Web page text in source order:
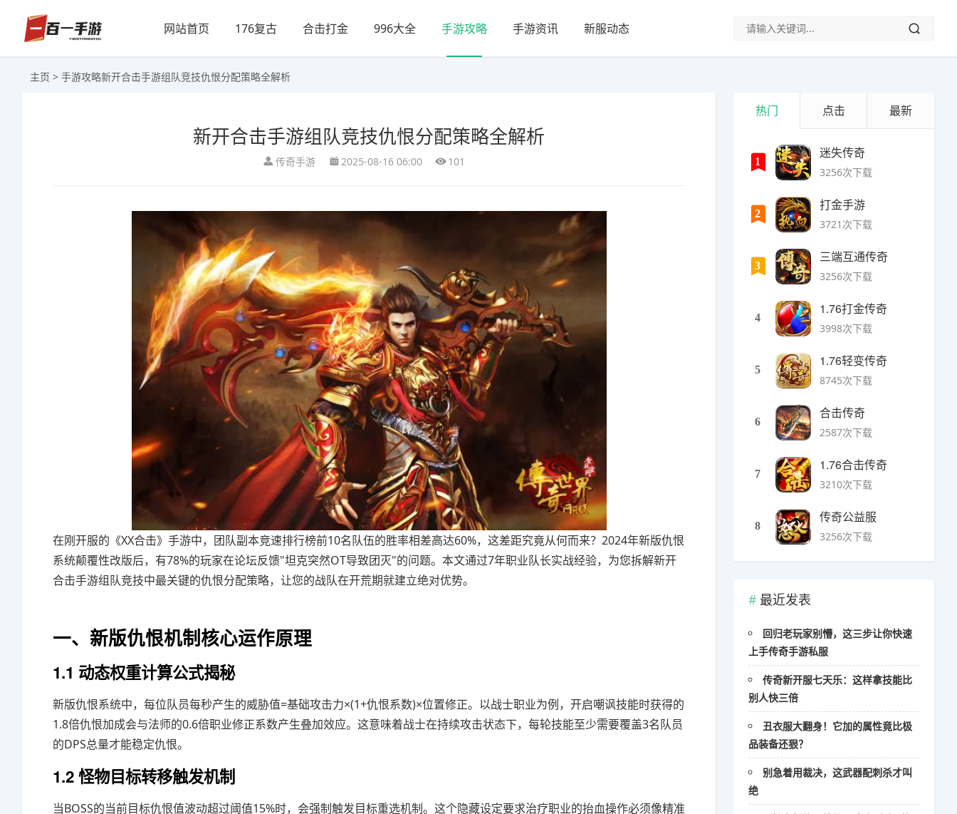
网站首页 176复古 合击打金 996大全 手游攻略 手游资讯 新服动态
主页 > 手游攻略新开合击手游组队竞技仇恨分配策略全解析
新开合击手游组队竞技仇恨分配策略全解析
传奇手游 2025-08-16 06:00 101
在刚开服的《XX合击》手游中，团队副本竞速排行榜前10名队伍的胜率相差高达60%，这差距究竟从何而来？2024年新版仇恨
系统颠覆性改版后，有78%的玩家在论坛反馈"坦克突然OT导致团灭"的问题。本文通过7年职业队长实战经验，为您拆解新开
合击手游组队竞技中最关键的仇恨分配策略，让您的战队在开荒期就建立绝对优势。
一、新版仇恨机制核心运作原理
1.1 动态权重计算公式揭秘
新版仇恨系统中，每位队员每秒产生的威胁值=基础攻击力×(1+仇恨系数)×位置修正。以战士职业为例，开启嘲讽技能时获得的
1.8倍仇恨加成会与法师的0.6倍职业修正系数产生叠加效应。这意味着战士在持续攻击状态下，每轮技能至少需要覆盖3名队员
的DPS总量才能稳定仇恨。
1.2 怪物目标转移触发机制
当BOSS的当前目标仇恨值波动超过阈值15%时，会强制触发目标重选机制。这个隐藏设定要求治疗职业的抬血操作必须像精准
热门 点击 最新
1
迷失传奇
3256次下载
2
打金手游
3721次下载
3
三端互通传奇
3256次下载
4
1.76打金传奇
3998次下载
5
1.76轻变传奇
8745次下载
6
合击传奇
2587次下载
7
1.76合击传奇
3210次下载
8
传奇公益服
3256次下载
最近发表
回归老玩家别懵，这三步让你快速
上手传奇手游私服
传奇新开服七天乐：这样拿技能比
别人快三倍
丑衣服大翻身！它加的属性竟比极
品装备还狠？
别急着用裁决，这武器配刺杀才叫
绝